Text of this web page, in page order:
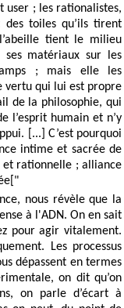
user ; les rationalistes,
des toiles qu’ils tirent
tient le milieu
matériaux sur les
; mais elle les
vertu qui lui est propre
de la philosophie, qui
l’esprit humain et n’y
[...] C’est pourquoi
intime et sacrée de
et rationnelle ; alliance
nous révèle que la
à l'ADN. On en sait
pour agir vitalement.
Les processus
dépassent en termes
on dit qu’on
on parle d’écart à